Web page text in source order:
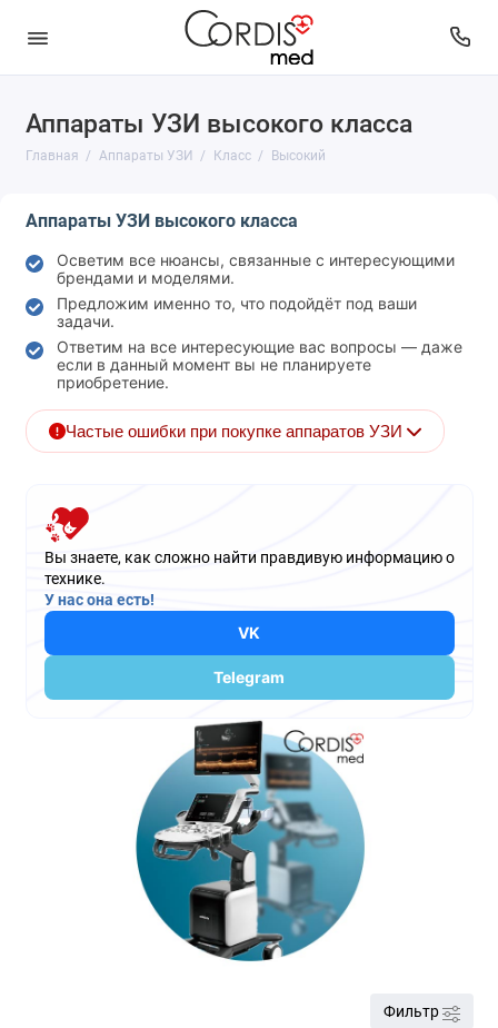
Аппараты УЗИ высокого класса
Главная Аппараты УЗИ Класс Высокий
Вид
Класс
Производитель
Состояние
Аппараты УЗИ высокого класса
Осветим все нюансы, связанные с интересующими
брендами и моделями.
Предложим именно то, что подойдёт под ваши
задачи.
Ответим на все интересующие вас вопросы — даже
если в данный момент вы не планируете
приобретение.
Частые ошибки при покупке аппаратов УЗИ
Вы знаете, как сложно найти правдивую информацию о
технике.
У нас она есть!
VK
Telegram
Фильтр